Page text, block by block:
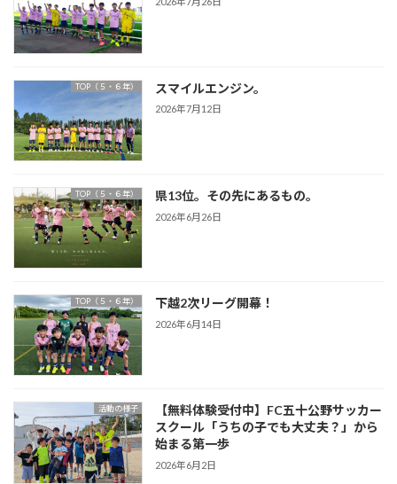
TOP（５・６年） スマイルエンジン。
2026年7月12日
TOP（５・６年） 県13位。その先にあるもの。
2026年6月26日
TOP（５・６年） 下越2次リーグ開幕！
2026年6月14日
活動の様子
【無料体験受付中】FC五十公野サッカー
スクール「うちの子でも大丈夫？」から
始まる第一歩
2026年6月2日